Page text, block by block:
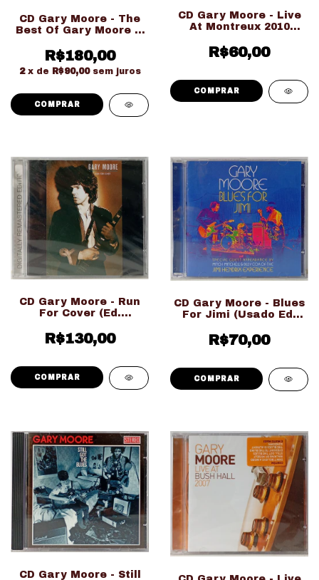
CD Gary Moore - The
Best Of Gary Moore &
Importado
LACRADO!!!)
R$180,00
2 x de R$90,00 sem juros
CD Gary Moore - Live
At Montreux 2010
R$60,00
CD Gary Moore - Run
For Cover (Ed.
LACRADO!!!)
R$130,00
CD Gary Moore - Blues
For Jimi (Usado Ed.
R$70,00
CD Gary Moore - Still